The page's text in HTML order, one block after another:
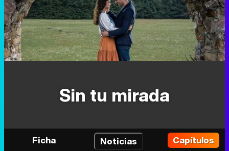
Sin tu mirada
Ficha Noticias
Capítulos